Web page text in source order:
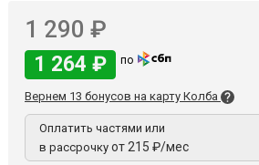
1 290 ₽
1 264 ₽ по
Вернем 13 бонусов на карту Колба
Оплатить частями или
в рассрочку от 215 ₽/мес